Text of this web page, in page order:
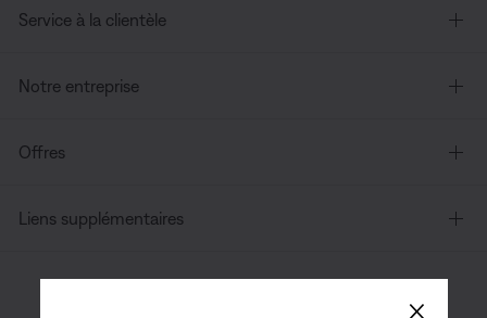
Service à la clientèle
Notre entreprise
Offres
Liens supplémentaires